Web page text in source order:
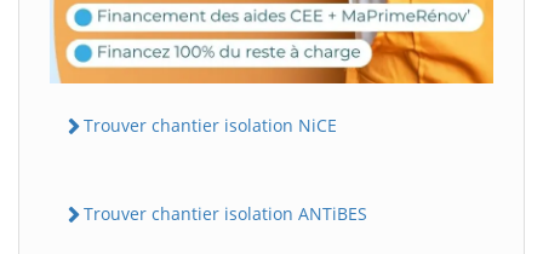
Trouver chantier isolation NiCE
Trouver chantier isolation ANTiBES